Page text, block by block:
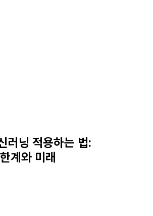
러닝 적용하는 법:
계와 미래